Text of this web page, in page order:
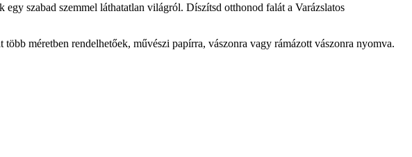
szabad szemmel láthatatlan világról. Díszítsd otthonod falát a Varázslatos
méretben rendelhetőek, művészi papírra, vászonra vagy rámázott vászonra nyomva.